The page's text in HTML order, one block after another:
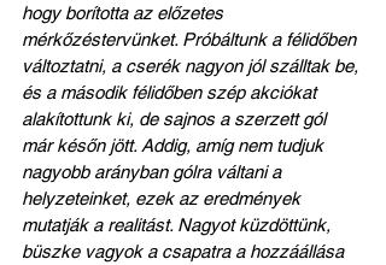
hogy borította az előzetes
mérkőzéstervünket. Próbáltunk a félidőben
változtatni, a cserék nagyon jól szálltak be,
és a második félidőben szép akciókat
alakítottunk ki, de sajnos a szerzett gól
már későn jött. Addig, amíg nem tudjuk
nagyobb arányban gólra váltani a
helyzeteinket, ezek az eredmények
mutatják a realitást. Nagyot küzdöttünk,
büszke vagyok a csapatra a hozzáállása